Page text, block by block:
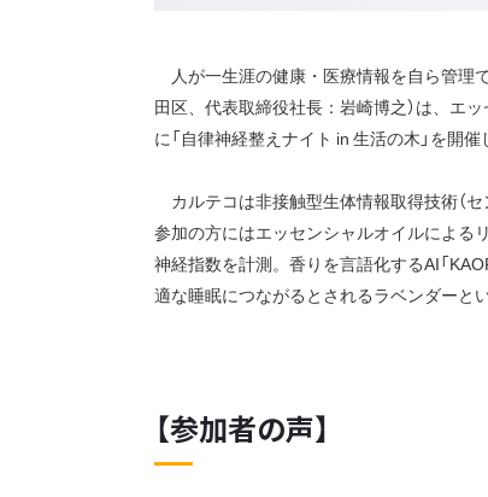
人が一生涯の健康・医療情報を自ら管理
田区、代表取締役社長：岩崎博之）は、エ
に「自律神経整えナイト in 生活の木」を開
カルテコは非接触型生体情報取得技術（
参加の方にはエッセンシャルオイルによる
神経指数を計測。香りを言語化するAI「
適な睡眠につながるとされるラベンダーと
【参加者の声】